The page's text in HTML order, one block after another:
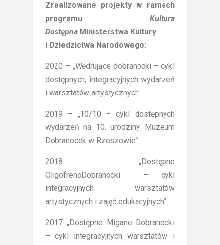
Zrealizowane projekty w ramach
programu Kultura
Dostępna Ministerstwa Kultury
i Dziedzictwa Narodowego:
2020 – „Wędrujące dobranocki – cykl
dostępnych, integracyjnych wydarzeń
i warsztatów artystycznych
2019 – „10/10 – cykl dostępnych
wydarzeń na 10. urodziny Muzeum
Dobranocek w Rzeszowie”
2018 „Dostępne
OligofrenoDobranocki – cykl
integracyjnych warsztatów
artystycznych i zajęć edukacyjnych”
2017 „Dostępne Migane Dobranocki
– cykl integracyjnych warsztatów i